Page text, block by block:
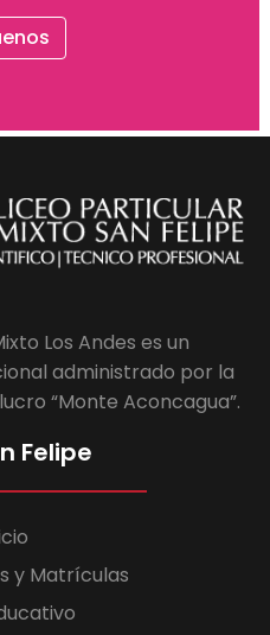
Los Andes es un
administrado por la
“Monte Aconcagua”.
Felipe
y Matrículas